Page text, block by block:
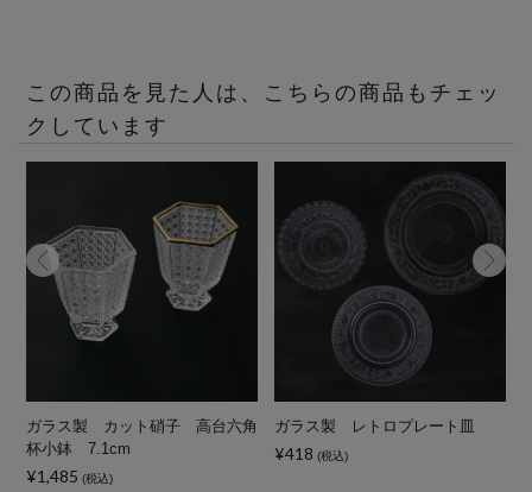
この商品を見た人は、こちらの商品もチェッ
クしています
ガラス製 カット硝子 高台六角
杯小鉢 7.1cm
¥1,485 (税込)
ガラス製 レトロプレート皿
¥418 (税込)